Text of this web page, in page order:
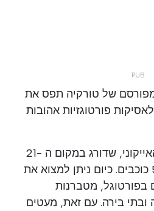
של טורקיה תפס את
פורטוגזיות אהובות
אחד מהם הוא הפרגו האייקוני, שדורג במקום ה -21
עם ציון של 4.2 מתוך 5 כוכבים. כיום ניתן למצוא את
בפורטוגל, מטברנות
ובתי בירה. עם זאת, מעטים